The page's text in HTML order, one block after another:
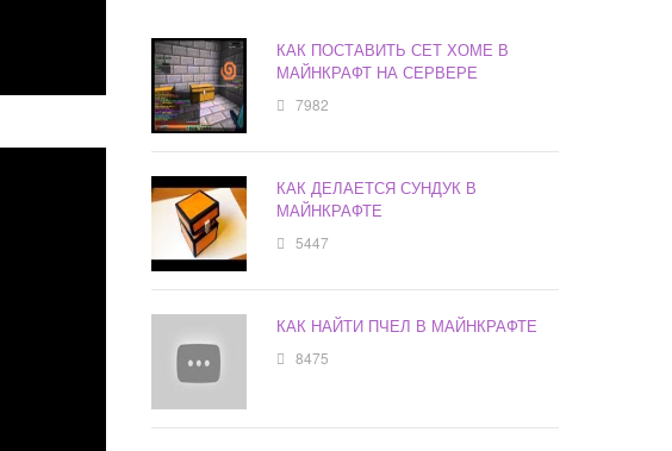
КАК ПОСТАВИТЬ СЕТ ХОМЕ В
МАЙНКРАФТ НА СЕРВЕРЕ
7982
КАК ДЕЛАЕТСЯ СУНДУК В
МАЙНКРАФТЕ
5447
КАК НАЙТИ ПЧЕЛ В МАЙНКРАФТЕ
8475